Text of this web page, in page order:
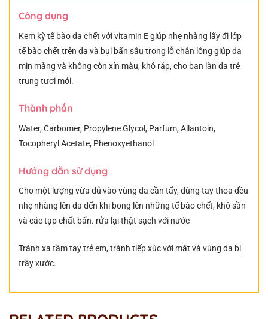
Công dụng
Kem kỳ tế bào da chết với vitamin E giúp nhẹ nhàng lấy đi lớp
tế bào chết trên da và bụi bẩn sâu trong lỗ chân lông giúp da
mịn màng và không còn xỉn màu, khô ráp, cho bạn làn da trẻ
trung tươi mới.
Thành phần
Water, Carbomer, Propylene Glycol, Parfum, Allantoin,
Tocopheryl Acetate, Phenoxyethanol
Hướng dẫn sử dụng
Cho một lượng vừa đủ vào vùng da cần tẩy, dùng tay thoa đều
nhẹ nhàng lên da đến khi bong lên những tế bào chết, khô sần
và các tạp chất bẩn. rửa lại thật sạch với nước
Tránh xa tầm tay trẻ em, tránh tiếp xúc với mắt và vùng da bị
trầy xước.